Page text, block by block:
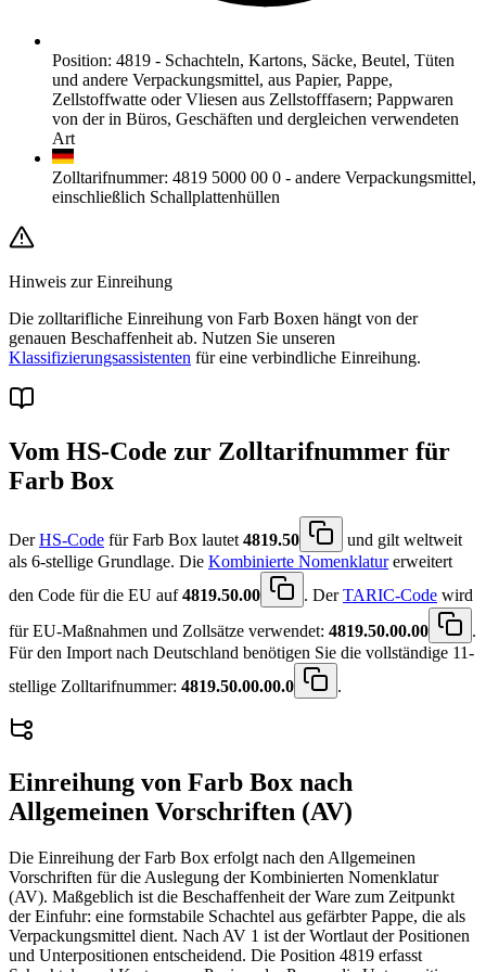
Position: 4819 - Schachteln, Kartons, Säcke, Beutel, Tüten
und andere Verpackungsmittel, aus Papier, Pappe,
Zellstoffwatte oder Vliesen aus Zellstofffasern; Pappwaren
von der in Büros, Geschäften und dergleichen verwendeten
Art
Zolltarifnummer: 4819 5000 00 0 - andere Verpackungsmittel,
einschließlich Schallplattenhüllen
Hinweis zur Einreihung
Die zolltarifliche Einreihung von Farb Boxen hängt von der
genauen Beschaffenheit ab. Nutzen Sie unseren
Klassifizierungsassistenten für eine verbindliche Einreihung.
Vom HS-Code zur Zolltarifnummer für
Farb Box
DerHS-Code für Farb Box lautet4819.50
und gilt weltweit
als 6-stellige Grundlage. Die Kombinierte Nomenklaturerweitert
den Code für die EU auf4819.50.00 . DerTARIC-Code wird
für EU-Maßnahmen und Zollsätze verwendet: 4819.50.00.00
.
Für den Import nach Deutschland benötigen Sie die vollständige 11-
stellige Zolltarifnummer: 4819.50.00.00.0 .
Einreihung von Farb Box nach
Allgemeinen Vorschriften (AV)
Die Einreihung der Farb Box erfolgt nach den Allgemeinen
Vorschriften für die Auslegung der Kombinierten Nomenklatur
(AV). Maßgeblich ist die Beschaffenheit der Ware zum Zeitpunkt
der Einfuhr: eine formstabile Schachtel aus gefärbter Pappe, die als
Verpackungsmittel dient. Nach AV 1 ist der Wortlaut der Positionen
und Unterpositionen entscheidend. Die Position 4819 erfasst